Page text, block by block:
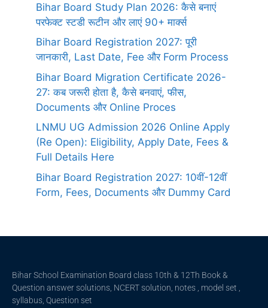
Bihar Board Study Plan 2026: कैसे बनाएं
परफेक्ट स्टडी रूटीन और लाएं 90+ मार्क्स
Bihar Board Registration 2027: पूरी
जानकारी, Last Date, Fee और Form Process
Bihar Board Migration Certificate 2026-
27: कब जरूरी होता है, कैसे बनवाएं, फीस,
Documents और Online Proces
LNMU UG Admission 2026 Online Apply
(Re Open): Eligibility, Apply Date, Fees &
Full Details Here
Bihar Board Registration 2027: 10वीं-12वीं
Form, Fees, Documents और Dummy Card
Bihar School Examination Board class 10th & 12Th Book &
Question answer solutions, NCERT solution, notes , model set ,
syllabus, Question set